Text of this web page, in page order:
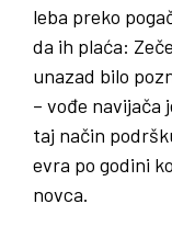
leba preko
da ih plaća:
unazad bilo
– vođe navijača
taj način
evra po godini
novca.